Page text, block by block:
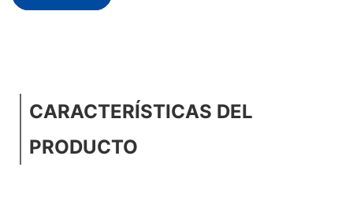
CARACTERÍSTICAS DEL
PRODUCTO